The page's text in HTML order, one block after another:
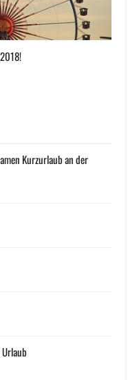
Kurzurlaub an der